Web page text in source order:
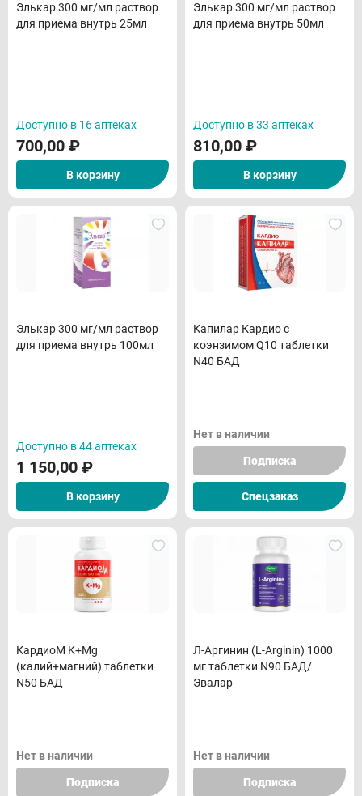
Элькар 300 мг/мл раствор
для приема внутрь 25мл
Доступно в 16 аптеках
700,00 ₽
В корзину
Элькар 300 мг/мл раствор
для приема внутрь 50мл
Доступно в 33 аптеках
810,00 ₽
В корзину
Элькар 300 мг/мл раствор
для приема внутрь 100мл
Доступно в 44 аптеках
1 150,00 ₽
В корзину
Капилар Кардио с
коэнзимом Q10 таблетки
N40 БАД
Нет в наличии
Подписка
Спецзаказ
КардиоМ K+Mg
(калий+магний) таблетки
N50 БАД
Нет в наличии
Подписка
Л-Аргинин (L-Arginin) 1000
мг таблетки N90 БАД/
Эвалар
Нет в наличии
Подписка